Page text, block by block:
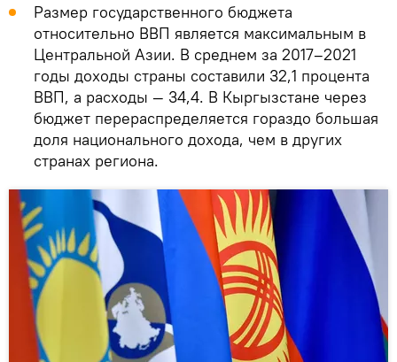
Размер государственного бюджета
относительно ВВП является максимальным в
Центральной Азии. В среднем за 2017–2021
годы доходы страны составили 32,1 процента
ВВП, а расходы — 34,4. В Кыргызстане через
бюджет перераспределяется гораздо большая
доля национального дохода, чем в других
странах региона.